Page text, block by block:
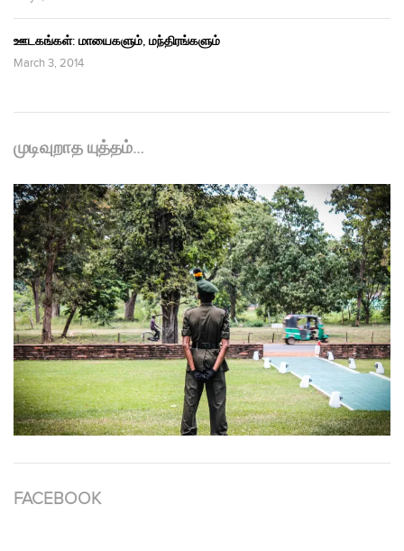
ஊடகங்கள்: மாயைகளும், மந்திரங்களும்
March 3, 2014
முடிவுறாத யுத்தம்…
FACEBOOK